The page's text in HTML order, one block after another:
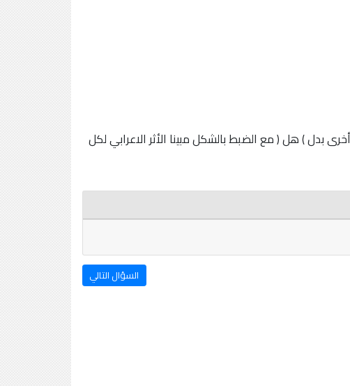
يفيد النفي مرة وحرف نفي مرة أخرى بدل ) هل ( مع الضبط بالشكل مبينا الأثر الاعرابي لكل
السؤال التالي